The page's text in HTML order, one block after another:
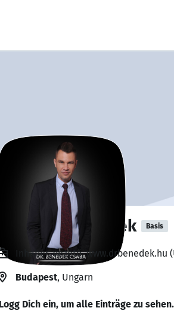
Csaba Benedek Basis
Inhaber, vezető, www.drbenedek.hu
Budapest, Ungarn
Logg Dich ein, um alle Einträge zu sehen.